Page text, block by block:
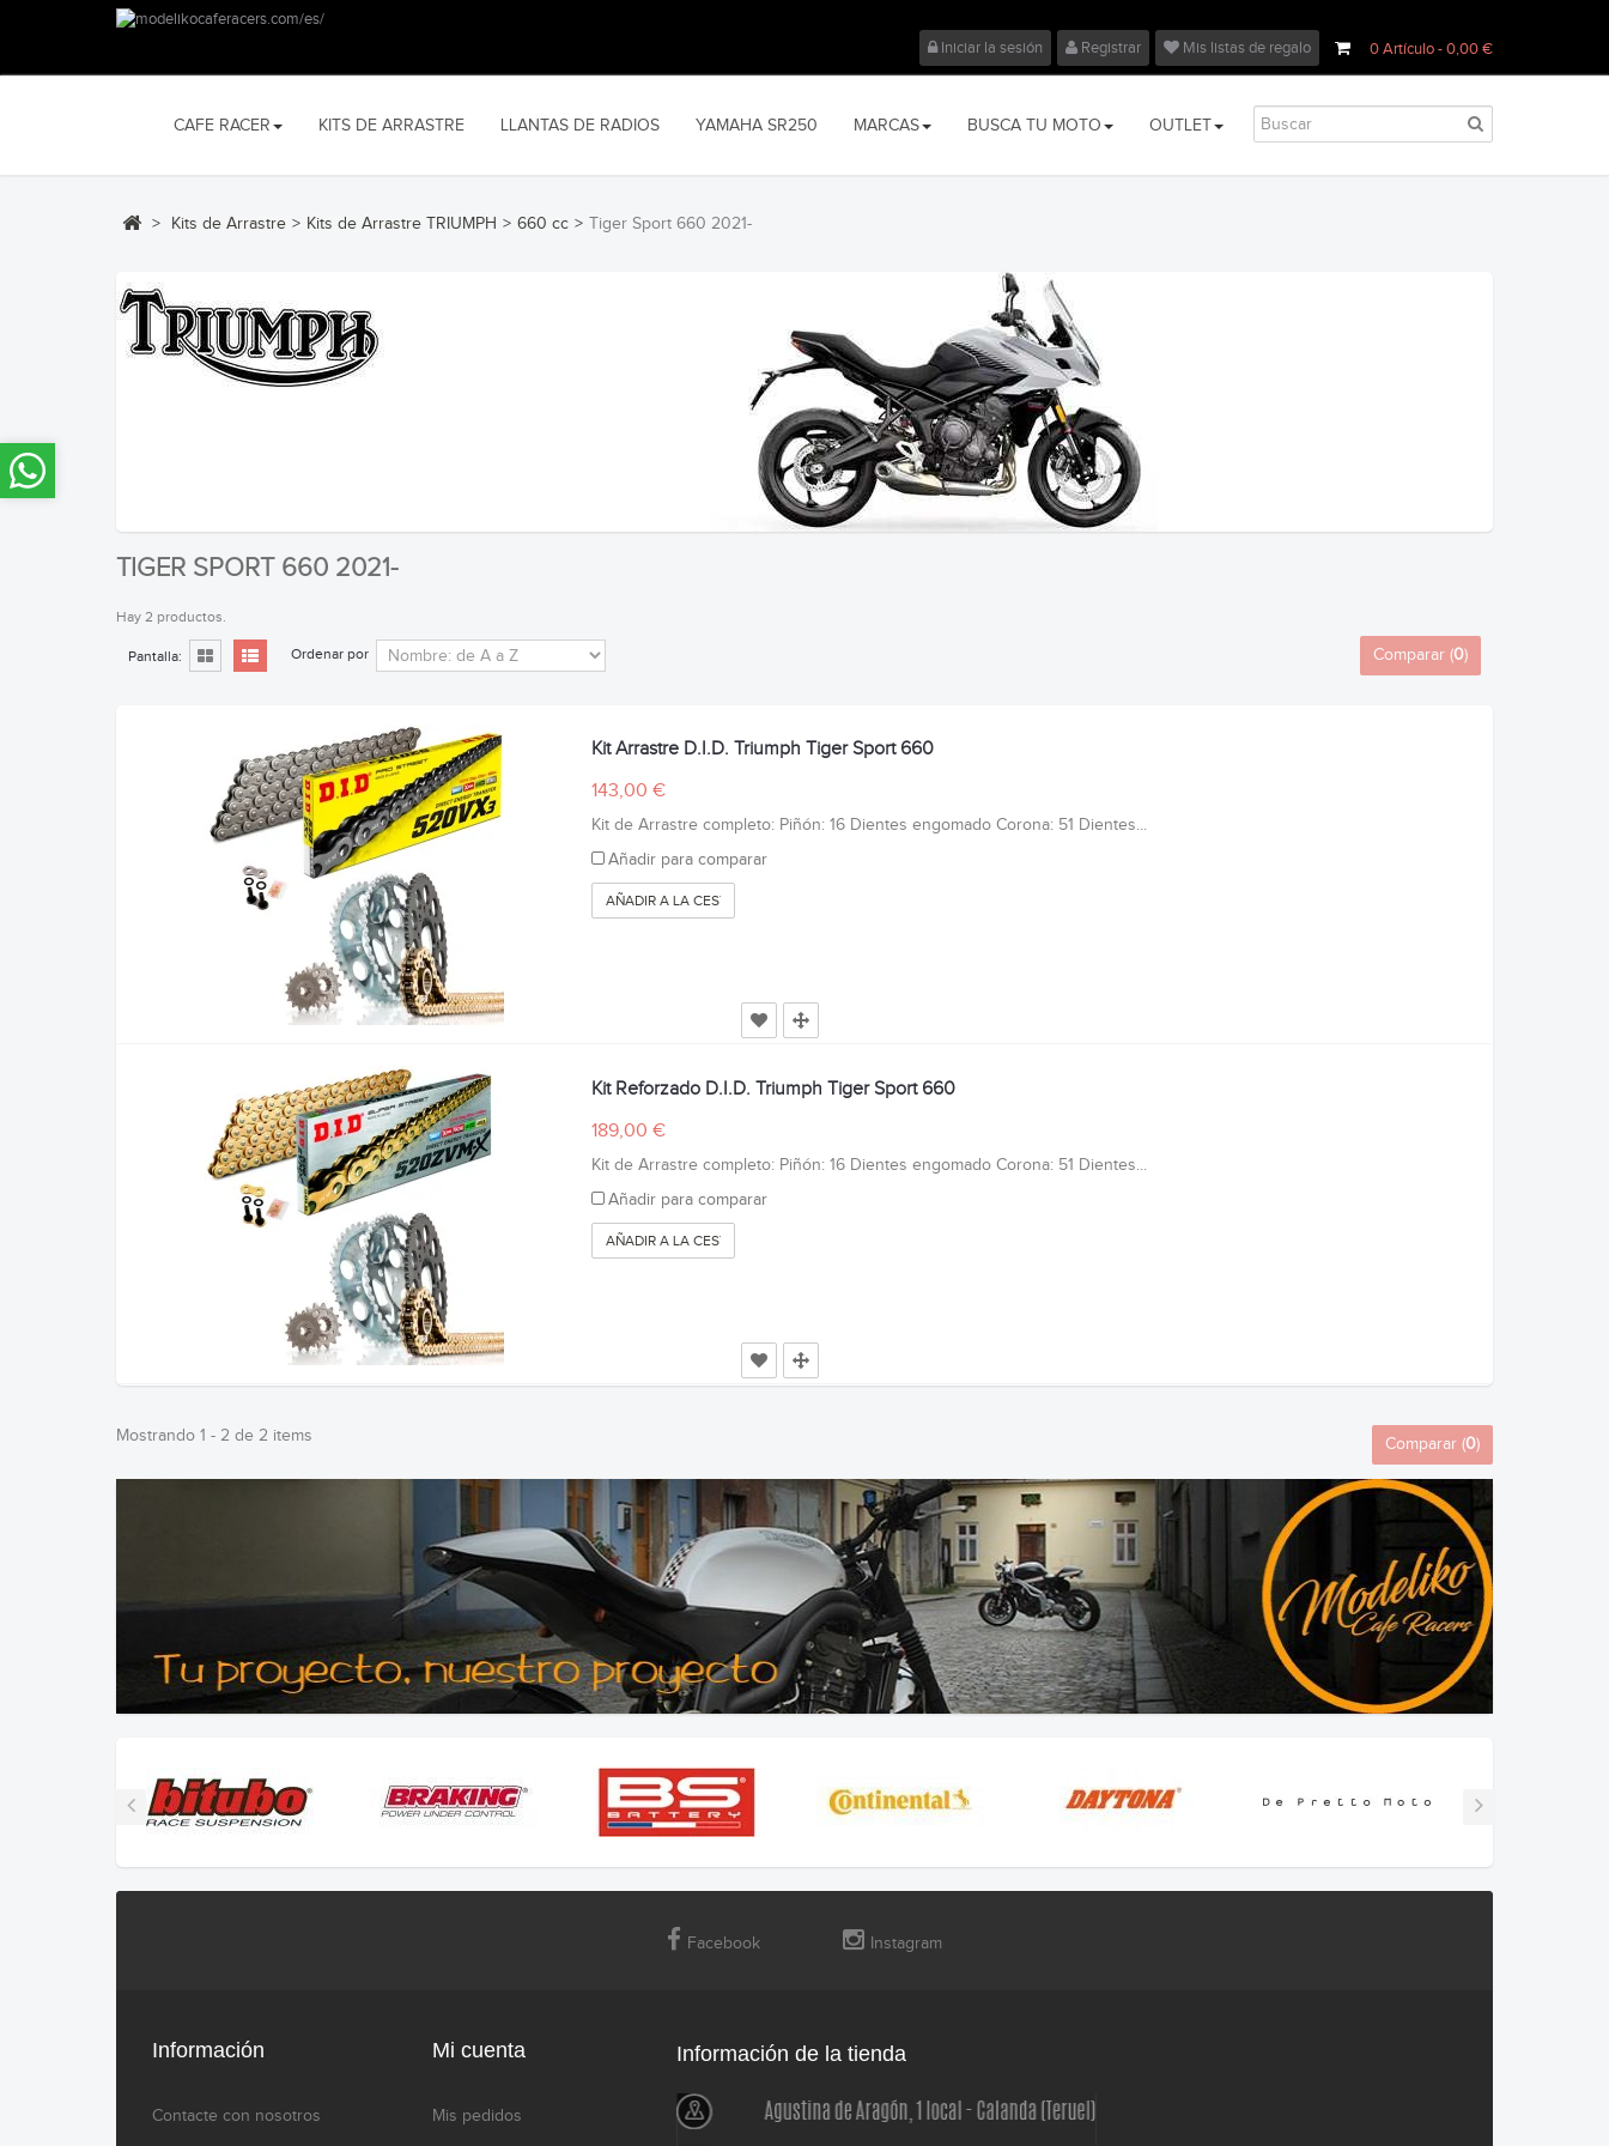
0Artículo- 0,00 €
Iniciar la sesión Registrar Mis listas de regalo
CAFE RACER KITS DE ARRASTRE LLANTAS DE RADIOS YAMAHA SR250 MARCAS BUSCA TU MOTO OUTLET
> Kits de Arrastre > Kits de Arrastre TRIUMPH > 660 cc > Tiger Sport 660 2021-
TIGER SPORT 660 2021-
Hay 2 productos.
Pantalla: Ordenar por Comparar (0)
Kit Arrastre D.I.D. Triumph Tiger Sport 660
143,00 €
Kit de Arrastre completo: Piñón: 16 Dientes engomado Corona: 51 Dientes...
Añadir para comparar
AÑADIR A LA CESTA
Kit Reforzado D.I.D. Triumph Tiger Sport 660
189,00 €
Kit de Arrastre completo: Piñón: 16 Dientes engomado Corona: 51 Dientes...
Añadir para comparar
AÑADIR A LA CESTA
Comparar (0)
Mostrando 1 - 2 de 2 items
Facebook Instagram
Información
Contacte con nosotros
Mi cuenta
Mis pedidos
Información de la tienda